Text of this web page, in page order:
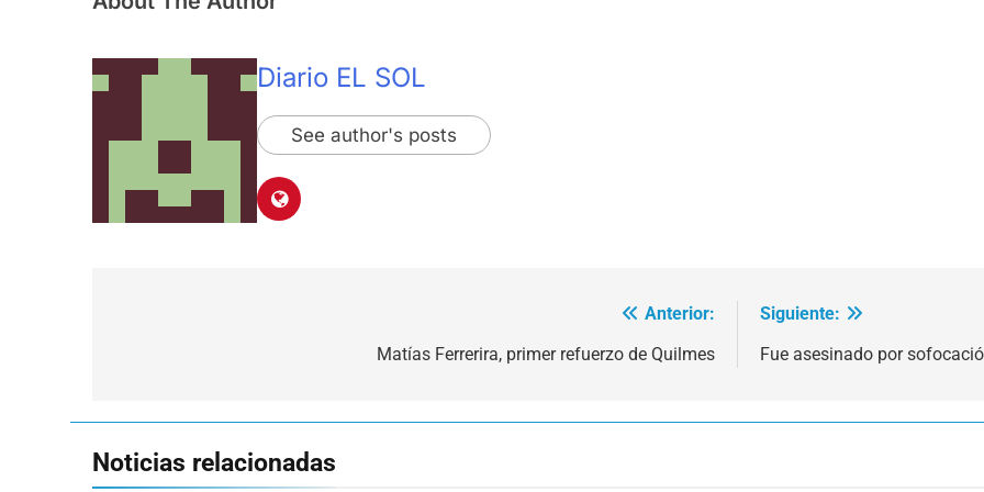
Diario EL SOL
See author's posts
Anterior:
Matías Ferrerira, primer refuerzo de Quilmes
Siguiente:
Fue asesinado por
Noticias relacionadas